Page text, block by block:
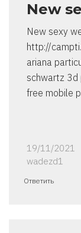
New
New sexy
http://
ariana
schwartz 3d
free mobile
19/11/2021
wadezd1
Ответить